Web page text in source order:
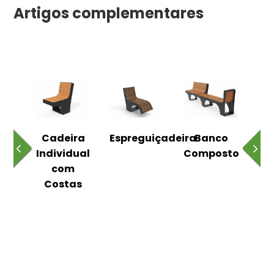
Artigos complementares
Cadeira
Individual
com
Costas
EspreguiçadeiraBanco
Composto